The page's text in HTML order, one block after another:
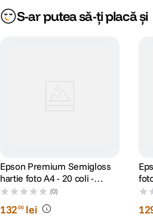
S-ar putea să-ți placă și
Epson Premium Semigloss
hartie foto A4 - 20 coli -
250g/mp (S041332)
(0)
13200 lei